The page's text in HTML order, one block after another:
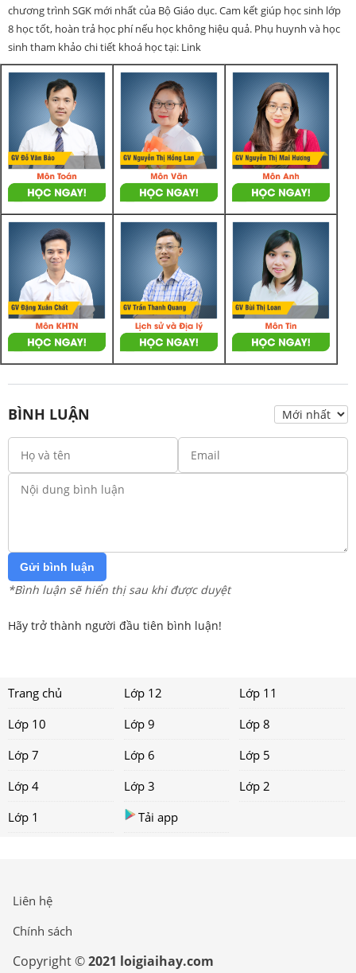
chương trình SGK mới nhất của Bộ Giáo dục. Cam kết giúp học sinh lớp
8 học tốt, hoàn trả học phí nếu học không hiệu quả. Phụ huynh và học
sinh tham khảo chi tiết khoá học tại: Link
BÌNH LUẬN
Gửi bình luận
*Bình luận sẽ hiển thị sau khi được duyệt
Hãy trở thành người đầu tiên bình luận!
Trang chủ Lớp 12
Lớp 11
Lớp 10
Lớp 9
Lớp 8
Lớp 7
Lớp 6
Lớp 5
Lớp 4
Lớp 3
Lớp 2
Lớp 1
Tải app
Liên hệ
Chính sách
Copyright ©2021 loigiaihay.com